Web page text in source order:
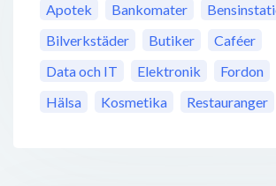
Apotek Bankomater
Bilverkstäder
Butiker
Caféer
Data och IT
Elektronik Fordon
Hälsa
Kosmetika Restauranger